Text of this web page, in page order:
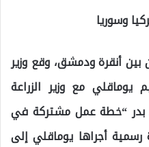
وسوريا
أنقرة ودمشق، وقع وزير
يوماقلي مع وزير الزراعة
بدر “خطة عمل مشتركة في
رسمية أجراها يوماقلي إلى